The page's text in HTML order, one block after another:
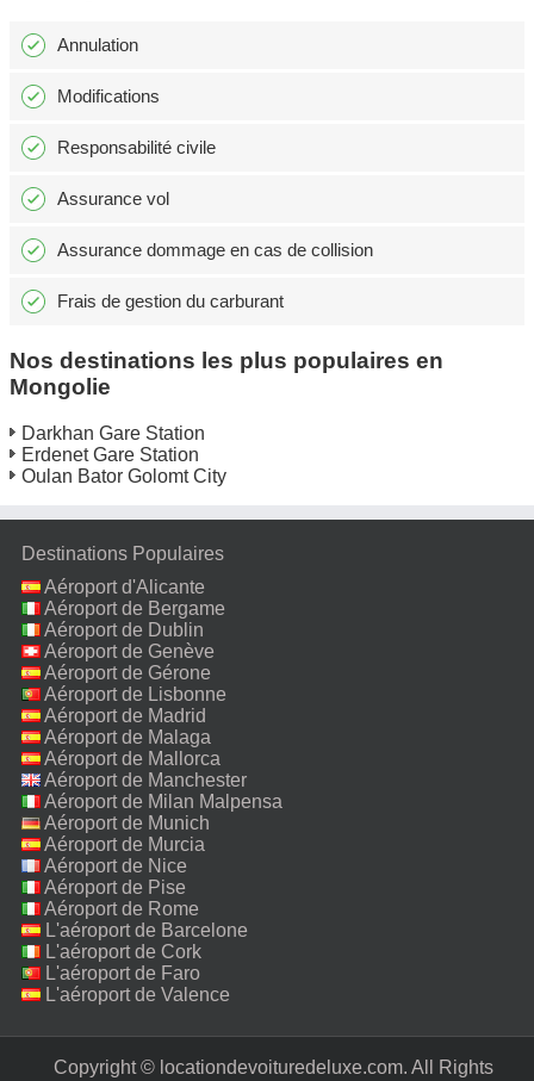
Annulation
Modifications
Responsabilité civile
Assurance vol
Assurance dommage en cas de collision
Frais de gestion du carburant
Nos destinations les plus populaires en
Mongolie
Darkhan Gare Station
Erdenet Gare Station
Oulan Bator Golomt City
Destinations Populaires
Aéroport d'Alicante
Aéroport de Bergame
Aéroport de Dublin
Aéroport de Genève
Aéroport de Gérone
Aéroport de Lisbonne
Aéroport de Madrid
Aéroport de Malaga
Aéroport de Mallorca
Aéroport de Manchester
Aéroport de Milan Malpensa
Aéroport de Munich
Aéroport de Murcia
Aéroport de Nice
Aéroport de Pise
Aéroport de Rome
Fiumicino
L'aéroport de Barcelone
L'aéroport de Cork
L'aéroport de Faro
L'aéroport de Valence
Copyright © locationdevoituredeluxe.com. All Rights